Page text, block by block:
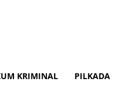
KRIMINAL PILKADA